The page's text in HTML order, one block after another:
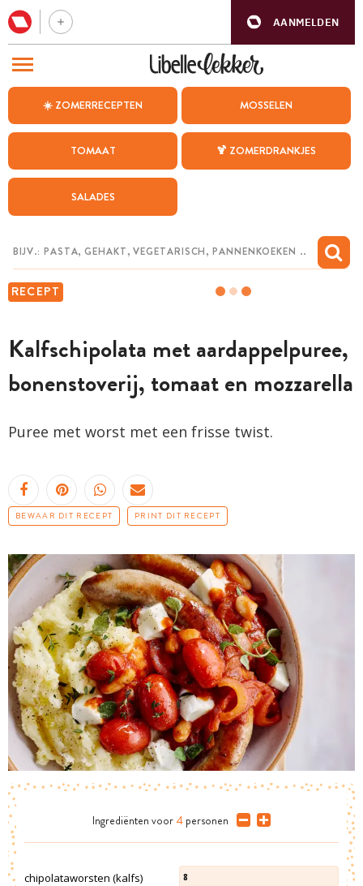
AANMELDEN
☀️ ZOMERRECEPTEN MOSSELEN
TOMAAT 🍹 ZOMERDRANKJES
SALADES
RECEPT
Kalfschipolata met aardappelpuree,
bonenstoverij, tomaat en mozzarella
Puree met worst met een frisse twist.
BEWAAR DIT RECEPT PRINT DIT RECEPT
Ingrediënten voor 4 personen
chipolataworsten (kalfs) 8
BEZOEK ONZE ANDERE WEBSITES
WEEKMENU
CHAT MET MAIA
MIJN BEWAARDE RECEPTEN